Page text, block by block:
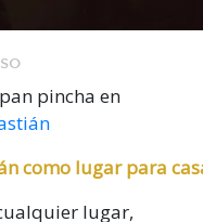
pincha en
como lugar para
lugar,